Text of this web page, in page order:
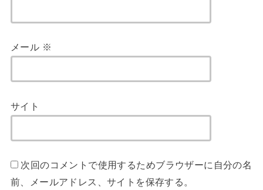
メール ※
サイト
次回のコメントで使用するためブラウザーに自分の名
前、メールアドレス、サイトを保存する。